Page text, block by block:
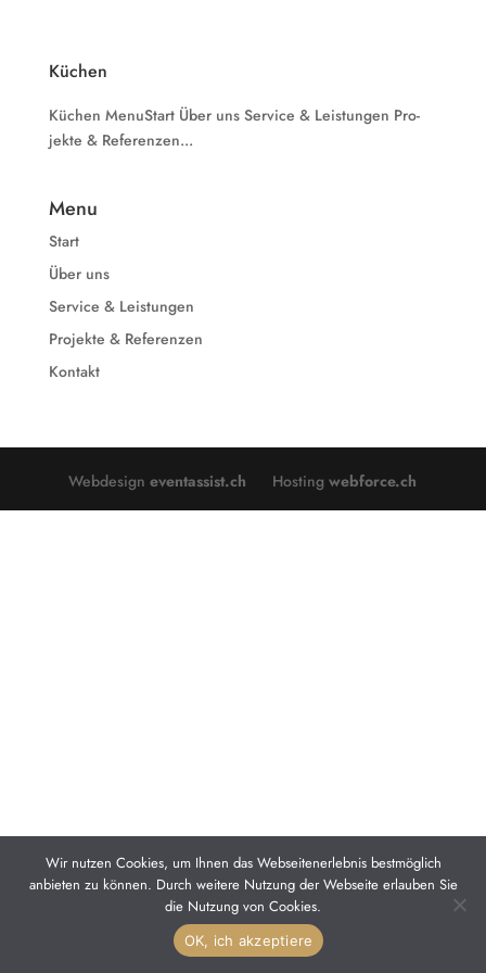
Küchen
Küchen MenuStart Über uns Ser­vice & Leistungen Pro­
jek­te & Referenzen...
Menu
Start
Über uns
Service & Leistungen
Projekte & Referenzen
Kontakt
Webdesigneventassist.ch Hostingwebforce.ch
Wir nutzen Cookies, um Ihnen das Webseitenerlebnis bestmöglich
anbieten zu können. Durch weitere Nutzung der Webseite erlauben Sie
die Nutzung von Cookies.
OK, ich akzeptiere